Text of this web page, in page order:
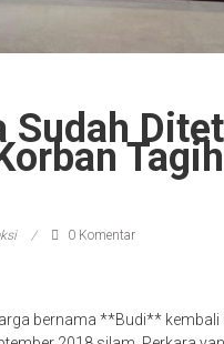
Sudah
bernama **Budi**